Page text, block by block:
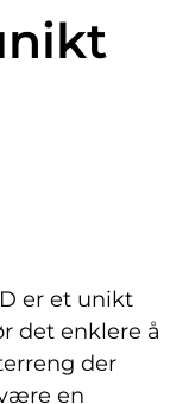
er et unikt
det enklere å
der
en